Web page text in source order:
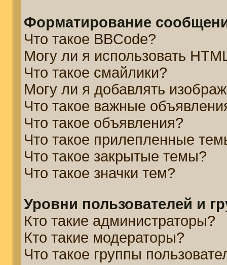
Форматирование
Что такое BBCode?
Могу ли я использовать
Что такое смайлики?
Могу ли я добавлять
Что такое важные
Что такое объявления?
Что такое прилепленные
Что такое закрытые темы?
Что такое значки тем?
Уровни пользователей и
Кто такие администраторы?
Кто такие модераторы?
Что такое группы